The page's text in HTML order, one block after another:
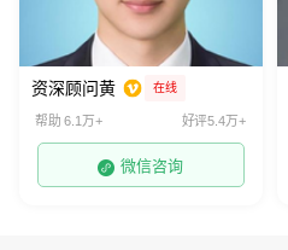
资深顾问黄 在线
帮助 6.1万+ 好评5.4万+
微信咨询